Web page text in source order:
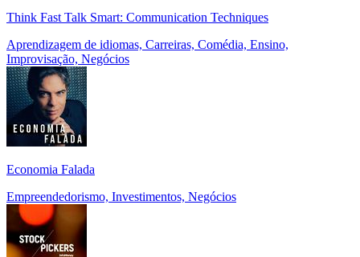
Think Fast Talk Smart: Communication Techniques
Aprendizagem de idiomas, Carreiras, Comédia, Ensino,
Improvisação, Negócios
Economia Falada
Empreendedorismo, Investimentos, Negócios